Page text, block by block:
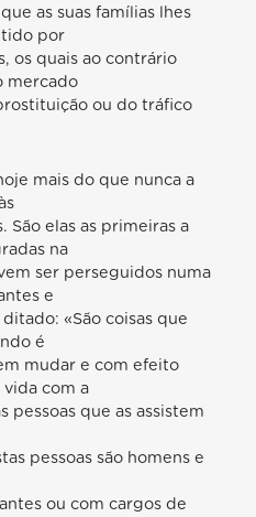
as suas famílias lhes
por
os quais ao contrário
mercado
ou do tráfico
mais do que nunca a
São elas as primeiras a
na
ser perseguidos numa
e
«São coisas que
é
mudar e com efeito
com a
pessoas que as assistem
pessoas são homens e
ou com cargos de